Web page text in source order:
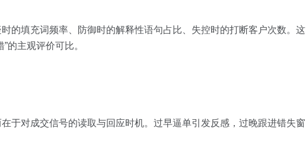
的填充词频率、防御时的解释性语句占比、失控时的打断客户次数。这
的主观评价可比。
于对成交信号的读取与回应时机。过早逼单引发反感，过晚跟进错失窗